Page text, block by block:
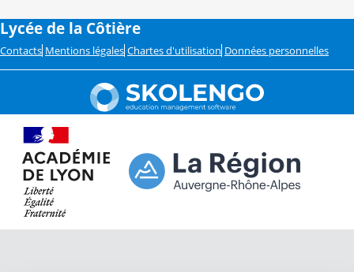
Lycée de la Côtière
Contacts Mentions légales Chartes d'utilisation Données personnelles